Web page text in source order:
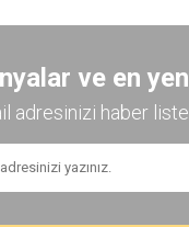
ve en
adresinizi haber